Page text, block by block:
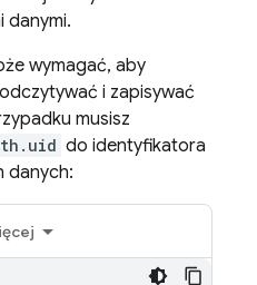
danymi.
wymagać, aby
i zapisywać
musisz
do identyfikatora
danych: